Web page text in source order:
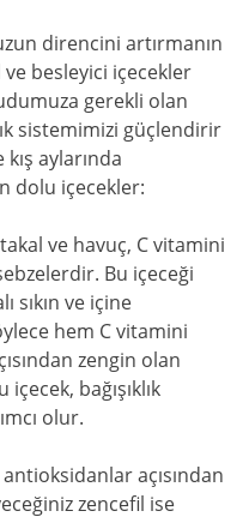
direncini artırmanın
besleyici içecekler
gerekli olan
sistemimizi güçlendirir
aylarında
dolu içecekler:
ve havuç, C vitamini
Bu içeceği
sıkın ve içine
hem C vitamini
zengin olan
bağışıklık
olur.
açısından
zencefil ise